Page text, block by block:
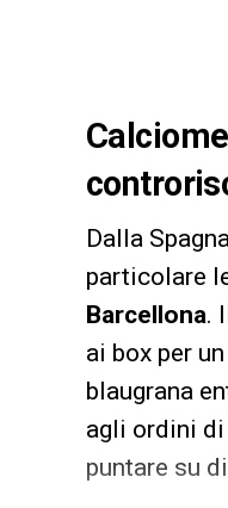
Dalla
particolare
Barcellona.
ai box per
blaugrana
agli ordini di
puntare su